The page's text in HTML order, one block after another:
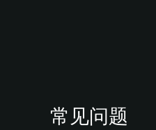
常见问题